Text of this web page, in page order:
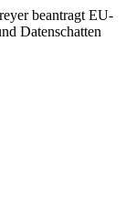
beantragt EU-
Datenschatten